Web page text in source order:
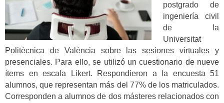
postgrado de
ingeniería civil
de la
Universitat
Politècnica de València sobre las sesiones virtuales y
presenciales. Para ello, se utilizó un cuestionario de nueve
ítems en escala Likert. Respondieron a la encuesta 51
alumnos, que representan más del 77% de los matriculados.
Corresponden a alumnos de dos másteres relacionados con